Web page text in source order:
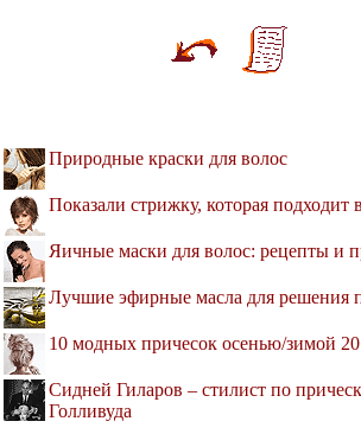
Природные краски для волос
Показали стрижку, которая
Яичные маски для волос: рецепты и
Лучшие эфирные масла для решения
10 модных причесок осенью/зимой
Сидней Гиларов – стилист по
Голливуда